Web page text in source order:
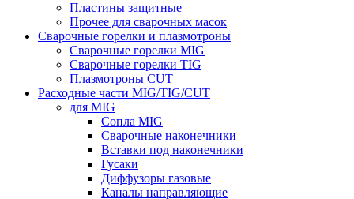
Пластины защитные
Прочее для сварочных масок
Сварочные горелки и плазмотроны
Сварочные горелки MIG
Сварочные горелки TIG
Плазмотроны CUT
Расходные части MIG/TIG/CUT
для MIG
Сопла MIG
Сварочные наконечники
Вставки под наконечники
Гусаки
Диффузоры газовые
Каналы направляющие